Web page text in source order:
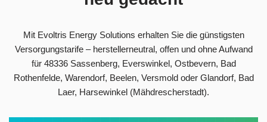
Mit Evoltris Energy Solutions erhalten Sie die günstigsten
Versorgungstarife – herstellerneutral, offen und ohne Aufwand
für 48336 Sassenberg, Everswinkel, Ostbevern, Bad
Rothenfelde, Warendorf, Beelen, Versmold oder Glandorf, Bad
Laer, Harsewinkel (Mähdrescherstadt).